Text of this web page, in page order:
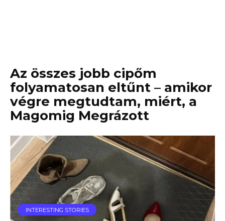
Az összes jobb cipőm
folyamatosan eltűnt – amikor
végre megtudtam, miért, a
Magomig Megrázott
INTERESTING STORIES